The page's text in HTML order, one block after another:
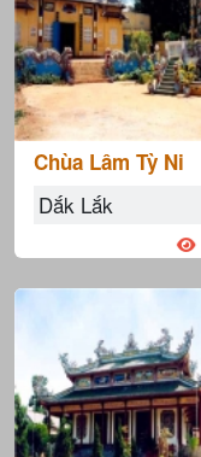
Chùa Lâm Tỳ Ni
Dắk Lắk